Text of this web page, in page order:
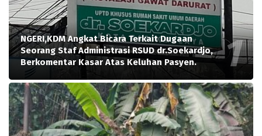
NGERI,KDM Angkat Bicara Terkait Dugaan
Seorang Staf Administrasi RSUD dr.Soekardjo,
Berkomentar Kasar Atas Keluhan Pasyen.